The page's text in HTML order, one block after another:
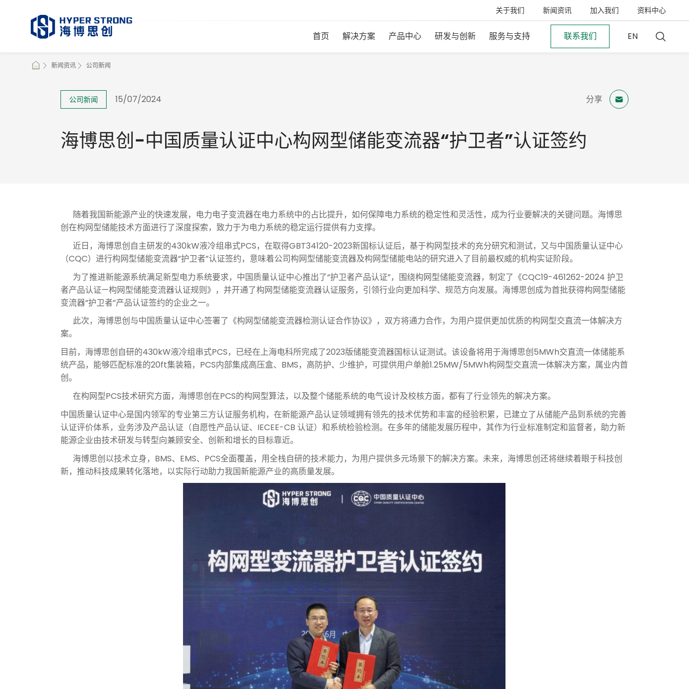
关于我们 新闻资讯 加入我们 资料中心
首页 解决方案 产品中心 研发与创新 服务与支持 联系我们 EN
新闻资讯 公司新闻
公司新闻 15/07/2024 分享
海博思创-中国质量认证中心构网型储能变流器“护卫者”认证签约
随着我国新能源产业的快速发展，电力电子变流器在电力系统中的占比提升，如何保障电力系统的稳定性和灵活性，成为行业要解决的关键问题。海博思
创在构网型储能技术方面进行了深度探索，致力于为电力系统的稳定运行提供有力支撑。
近日，海博思创自主研发的430kW液冷组串式PCS，在取得GBT34120-2023新国标认证后，基于构网型技术的充分研究和测试，又与中国质量认证中心
（CQC）进行构网型储能变流器“护卫者”认证签约，意味着公司构网型储能变流器及构网型储能电站的研究进入了目前最权威的机构实证阶段。
为了推进新能源系统满足新型电力系统要求，中国质量认证中心推出了“护卫者产品认证”，围绕构网型储能变流器，制定了《CQC19-461262-2024 护卫
者产品认证—构网型储能变流器认证规则》，并开通了构网型储能变流器认证服务，引领行业向更加科学、规范方向发展。海博思创成为首批获得构网型储能
变流器“护卫者”产品认证签约的企业之一。
此次，海博思创与中国质量认证中心签署了《构网型储能变流器检测认证合作协议》，双方将通力合作，为用户提供更加优质的构网型交直流一体解决方
案。
目前，海博思创自研的430kW液冷组串式PCS，已经在上海电科所完成了2023版储能变流器国标认证测试。该设备将用于海博思创5MWh交直流一体储能系
统产品，能够匹配标准的20ft集装箱，PCS内部集成高压盒、BMS，高防护、少维护，可提供用户单舱1.25MW/5MWh构网型交直流一体解决方案，属业内首
创。
在构网型PCS技术研究方面，海博思创在PCS的构网型算法，以及整个储能系统的电气设计及校核方面，都有了行业领先的解决方案。
中国质量认证中心是国内领军的专业第三方认证服务机构，在新能源产品认证领域拥有领先的技术优势和丰富的经验积累，已建立了从储能产品到系统的完善
认证评价体系，业务涉及产品认证（自愿性产品认证、IECEE-CB 认证）和系统检验检测。在多年的储能发展历程中，其作为行业标准制定和监督者，助力新
能源企业由技术研发与转型向兼顾安全、创新和增长的目标靠近。
海博思创以技术立身，BMS、EMS、PCS全面覆盖，用全栈自研的技术能力，为用户提供多元场景下的解决方案。未来，海博思创还将继续着眼于科技创
新，推动科技成果转化落地，以实际行动助力我国新能源产业的高质量发展。